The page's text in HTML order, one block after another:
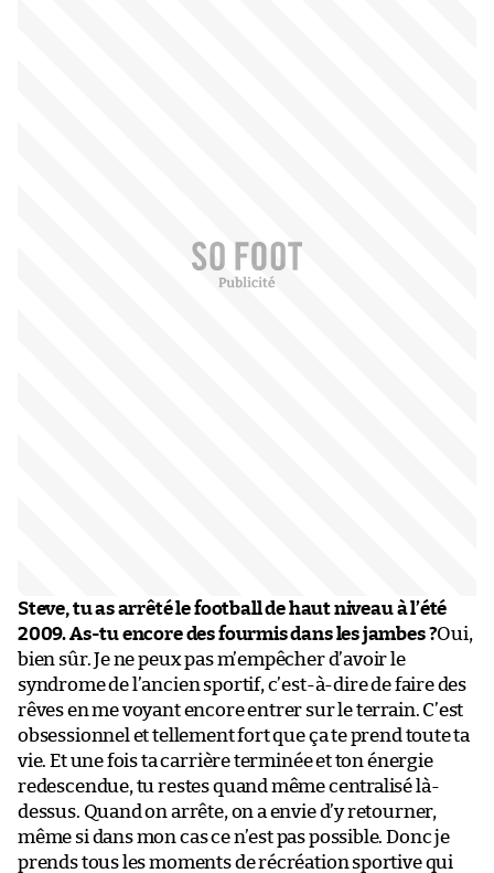
Steve, tu as arrêté le football de haut niveau à l’été
2009. As-tu encore des fourmis dans les jambes ?Oui,
bien sûr. Je ne peux pas m’empêcher d’avoir le
syndrome de l’ancien sportif, c’est-à-dire de faire des
rêves en me voyant encore entrer sur le terrain. C’est
obsessionnel et tellement fort que ça te prend toute ta
vie. Et une fois ta carrière terminée et ton énergie
redescendue, tu restes quand même centralisé là-
dessus. Quand on arrête, on a envie d’y retourner,
même si dans mon cas ce n’est pas possible. Donc je
prends tous les moments de récréation sportive qui